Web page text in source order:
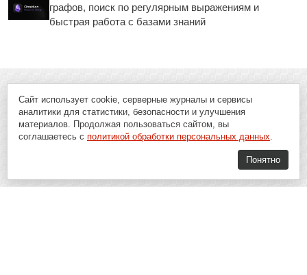
графов, поиск по регулярным выражениям и
быстрая работа с базами знаний
Сайт использует cookie, серверные журналы и сервисы
аналитики для статистики, безопасности и улучшения
материалов. Продолжая пользоваться сайтом, вы
соглашаетесь с политикой обработки персональных данных.
Понятно